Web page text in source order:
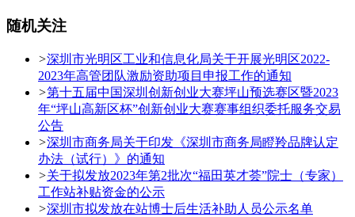
随机关注
>深圳市光明区工业和信息化局关于开展光明区2022-
2023年高管团队激励资助项目申报工作的通知
>第十五届中国深圳创新创业大赛坪山预选赛区暨2023
年“坪山高新区杯”创新创业大赛赛事组织委托服务交易
公告
>深圳市商务局关于印发《深圳市商务局瞪羚品牌认定
办法（试行）》的通知
>关于拟发放2023年第2批次“福田英才荟”院士（专家）
工作站补贴资金的公示
>深圳市拟发放在站博士后生活补助人员公示名单